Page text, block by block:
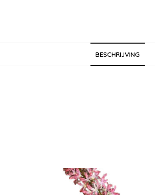
BESCHRIJVING